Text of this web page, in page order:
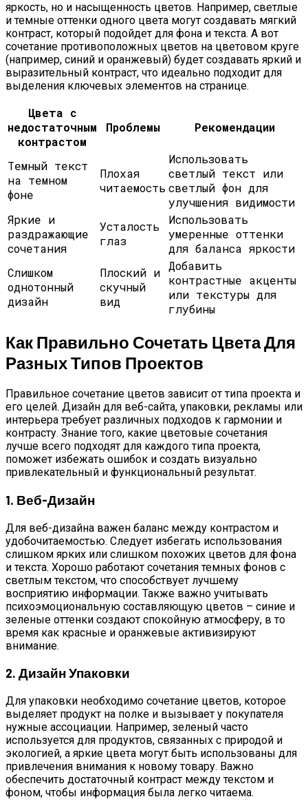
яркость, но и насыщенность цветов. Например, светлые
и темные оттенки одного цвета могут создавать мягкий
контраст, который подойдет для фона и текста. А вот
сочетание противоположных цветов на цветовом круге
(например, синий и оранжевый) будет создавать яркий и
выразительный контраст, что идеально подходит для
выделения ключевых элементов на странице.
Цвета с
недостаточным
контрастом
Проблемы Рекомендации
Темный текст
на темном
фоне
Плохая
читаемость
Использовать
светлый текст или
светлый фон для
улучшения видимости
Яркие и
раздражающие
сочетания
Усталость
глаз
Использовать
умеренные оттенки
для баланса яркости
Слишком
однотонный
дизайн
Плоский и
скучный
вид
Добавить
контрастные акценты
или текстуры для
глубины
Как Правильно Сочетать Цвета Для
Разных Типов Проектов
Правильное сочетание цветов зависит от типа проекта и
его целей. Дизайн для веб-сайта, упаковки, рекламы или
интерьера требует различных подходов к гармонии и
контрасту. Знание того, какие цветовые сочетания
лучше всего подходят для каждого типа проекта,
поможет избежать ошибок и создать визуально
привлекательный и функциональный результат.
1. Веб-Дизайн
Для веб-дизайна важен баланс между контрастом и
удобочитаемостью. Следует избегать использования
слишком ярких или слишком похожих цветов для фона
и текста. Хорошо работают сочетания темных фонов с
светлым текстом, что способствует лучшему
восприятию информации. Также важно учитывать
психоэмоциональную составляющую цветов – синие и
зеленые оттенки создают спокойную атмосферу, в то
время как красные и оранжевые активизируют
внимание.
2. Дизайн Упаковки
Для упаковки необходимо сочетание цветов, которое
выделяет продукт на полке и вызывает у покупателя
нужные ассоциации. Например, зеленый часто
используется для продуктов, связанных с природой и
экологией, а яркие цвета могут быть использованы для
привлечения внимания к новому товару. Важно
обеспечить достаточный контраст между текстом и
фоном, чтобы информация была легко читаема.